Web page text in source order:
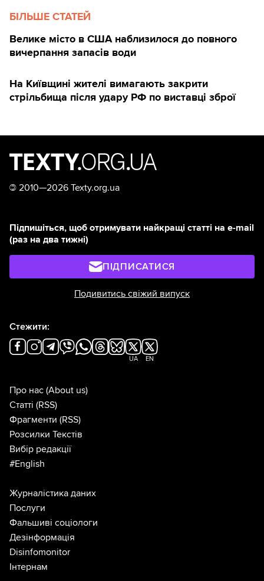
БІЛЬШЕ СТАТЕЙ
Велике місто в США наблизилося до повного
вичерпання запасів води
На Київщині жителі вимагають закрити
стрільбища після удару РФ по виставці зброї
© 2010—2026 Texty.org.ua
Підпишіться, щоб отримувати найкращі статті на e-mail
(раз на два тижні)
ПІДПИСАТИСЯ
Подивитись свіжий випуск
Стежити:
UA EN
Про нас (About us)
Статті (RSS)
Фрагменти (RSS)
Розсилки Текстів
Вибір редакції
#English
Журналістика даних
Послуги
Фальшиві соціологи
Дезінформація
Disinfomonitor
Інтернам